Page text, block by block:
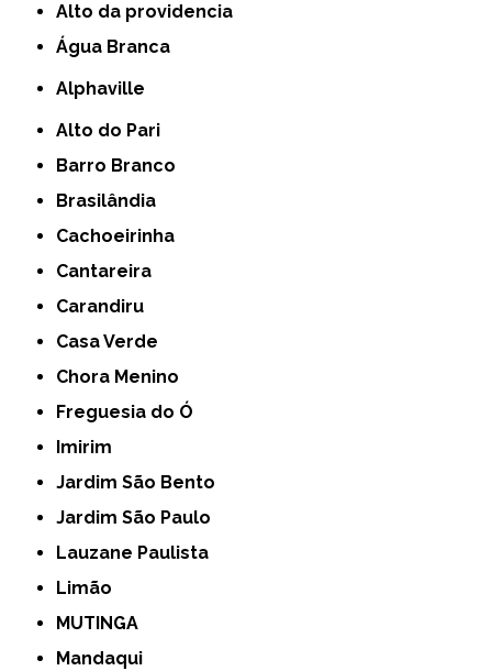
alto da providencia
Água Branca
Alphaville
Alto do Pari
Barro Branco
Brasilândia
Cachoeirinha
Cantareira
Carandiru
Casa Verde
Chora Menino
Freguesia do Ó
Imirim
Jardim São Bento
Jardim São Paulo
Lauzane Paulista
Limão
MUTINGA
Mandaqui